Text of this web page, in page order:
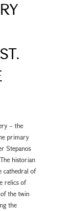
– the
primary
Stepanos
historian
cathedral of
relics of
the twin
the